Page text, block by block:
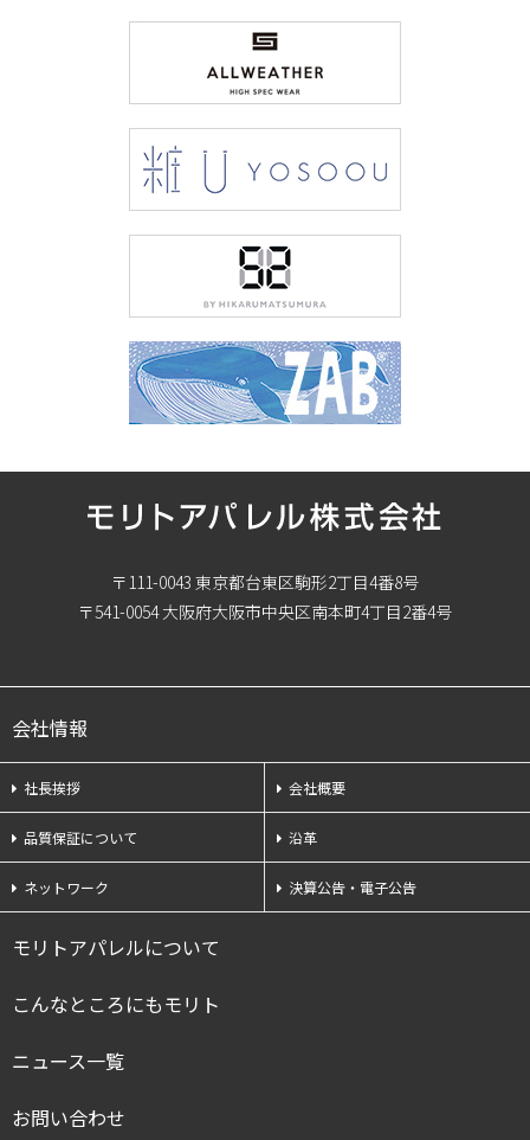
〒111-0043 東京都台東区駒形2丁目4番8号
〒541-0054 大阪府大阪市中央区南本町4丁目2番4号
会社情報
社長挨拶 会社概要
品質保証について 沿革
ネットワーク 決算公告・電子公告
モリトアパレルについて
こんなところにもモリト
ニュース一覧
お問い合わせ